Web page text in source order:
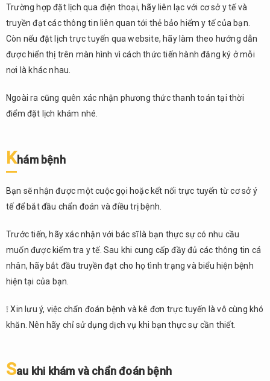
Trường hợp đặt lịch qua điện thoại, hãy liên lạc với cơ sở y tế và
truyền đạt các thông tin liên quan tới thẻ bảo hiểm y tế của bạn.
Còn nếu đặt lịch trực tuyến qua website, hãy làm theo hướng dẫn
được hiển thị trên màn hình vì cách thức tiến hành đăng ký ở mỗi
nơi là khác nhau.
Ngoài ra cũng quên xác nhận phương thức thanh toán tại thời
điểm đặt lịch khám nhé.
Khám bệnh
Bạn sẽ nhận được một cuộc gọi hoặc kết nối trực tuyến từ cơ sở ý
tế để bắt đầu chẩn đoán và điều trị bệnh.
Trước tiến, hãy xác nhận với bác sĩ là bạn thực sự có nhu cầu
muốn được kiểm tra y tế. Sau khi cung cấp đầy đủ các thông tin cá
nhân, hãy bắt đầu truyền đạt cho họ tình trạng và biểu hiện bệnh
hiện tại của bạn.
❕ Xin lưu ý, việc chẩn đoán bệnh và kê đơn trực tuyến là vô cùng khó
khăn. Nên hãy chỉ sử dụng dịch vụ khi bạn thực sự cần thiết.
Sau khi khám và chẩn đoán bệnh